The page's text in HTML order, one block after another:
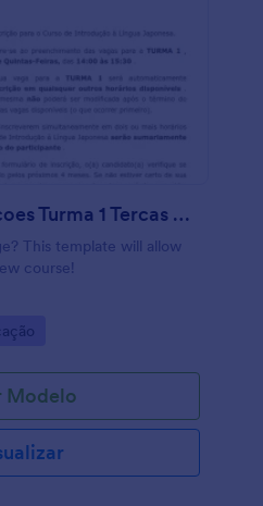
Formulario Inscricoes Turma 1 Tercas E Quintas Feiras 14 00 15 30 2
This template will allow
course!
Modelo